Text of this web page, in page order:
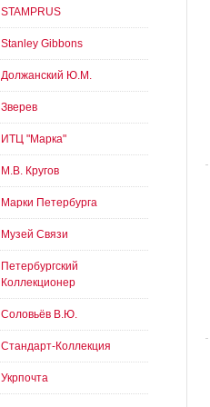
STAMPRUS
Stanley Gibbons
Должанский Ю.М.
Зверев
ИТЦ "Марка"
М.В. Кругов
Марки Петербурга
Музей Связи
Петербургский
Коллекционер
Соловьёв В.Ю.
Стандарт-Коллекция
Укрпочта